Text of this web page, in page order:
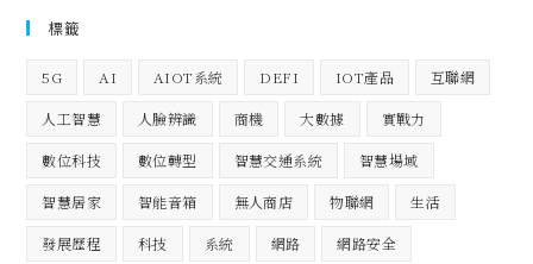
標籤
5G AI AIOT系統 DEFI IOT產品 互聯網
人工智慧 人臉辨識 商機 大數據 實戰力
數位科技 數位轉型 智慧交通系統 智慧場域
智慧居家 智能音箱 無人商店 物聯網 生活
發展歷程 科技 系統 網路 網路安全